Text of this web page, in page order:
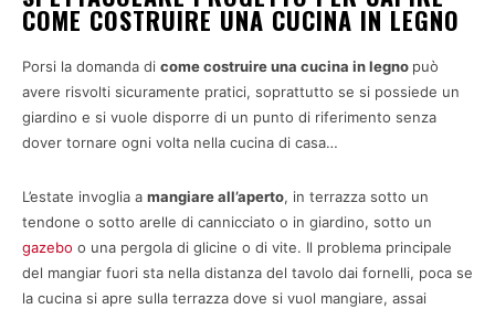
COME COSTRUIRE UNA CUCINA IN LEGNO
Porsi la domanda di come costruire una cucina in legno può
avere risvolti sicuramente pratici, soprattutto se si possiede un
giardino e si vuole disporre di un punto di riferimento senza
dover tornare ogni volta nella cucina di casa…
L’estate invoglia a mangiare all’aperto, in terrazza sotto un
tendone o sotto arelle di cannicciato o in giardino, sotto un
gazebo o una pergola di glicine o di vite. Il problema principale
del mangiar fuori sta nella distanza del tavolo dai fornelli, poca se
la cucina si apre sulla terrazza dove si vuol mangiare, assai